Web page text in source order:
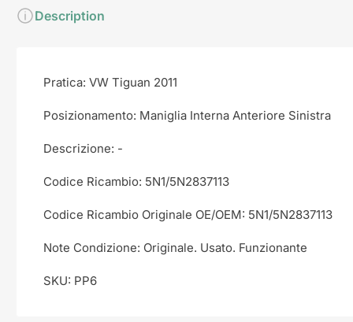
Description
Pratica: VW Tiguan 2011
Posizionamento: Maniglia Interna Anteriore Sinistra
Descrizione: -
Codice Ricambio: 5N1/5N2837113
Codice Ricambio Originale OE/OEM: 5N1/5N2837113
Note Condizione: Originale. Usato. Funzionante
SKU: PP6